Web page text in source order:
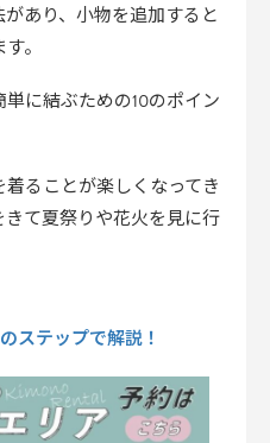
あり、小物を追加すると
。
に結ぶための10のポイン
ることが楽しくなってき
て夏祭りや花火を見に行
ステップで解説！